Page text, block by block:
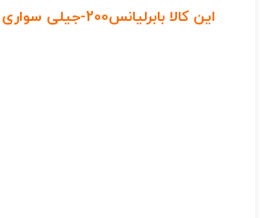
این کالا بابرلیانس200-جیلی سواری مشترک است